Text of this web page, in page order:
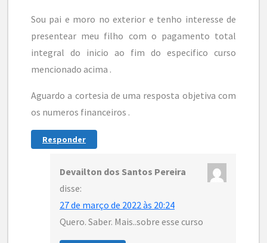
Sou pai e moro no exterior e tenho interesse de
presentear meu filho com o pagamento total
integral do inicio ao fim do especifico curso
mencionado acima .
Aguardo a cortesia de uma resposta objetiva com
os numeros financeiros .
Responder
Devailton dos Santos Pereira
disse:
27 de março de 2022 às 20:24
Quero. Saber. Mais..sobre esse curso